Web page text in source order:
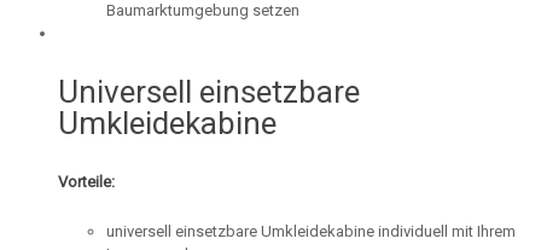
Baumarktumgebung setzen
Universell einsetzbare
Umkleidekabine
Vorteile:
universell einsetzbare Umkleidekabine individuell mit Ihrem